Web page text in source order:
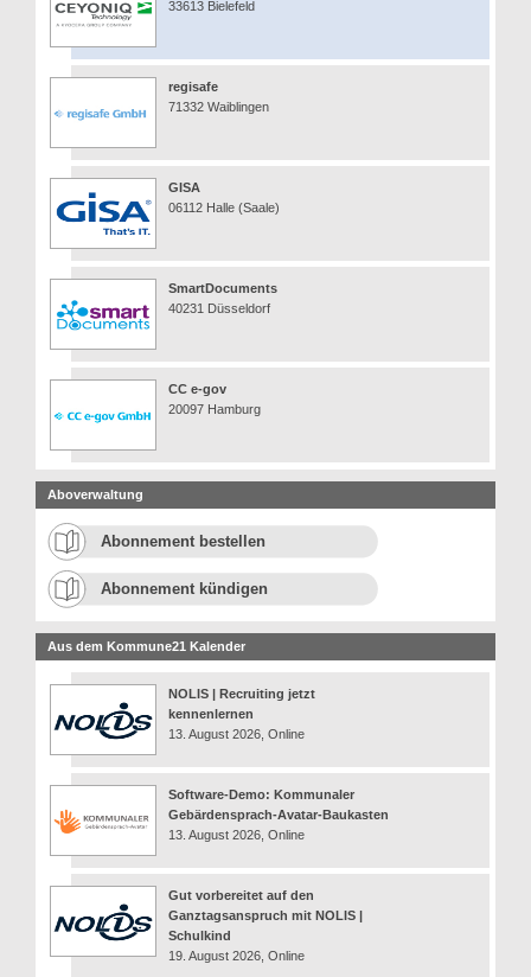
33613 Bielefeld
regisafe
71332 Waiblingen
GISA
06112 Halle (Saale)
SmartDocuments
40231 Düsseldorf
CC e-gov
20097 Hamburg
Aboverwaltung
Abonnement bestellen
Abonnement kündigen
Aus dem Kommune21 Kalender
NOLIS | Recruiting jetzt
kennenlernen
13. August 2026, Online
Software-Demo: Kommunaler
Gebärdensprach-Avatar-Baukasten
13. August 2026, Online
Gut vorbereitet auf den
Ganztagsanspruch mit NOLIS |
Schulkind
19. August 2026, Online